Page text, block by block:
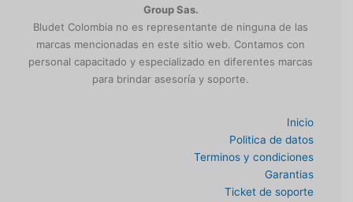
Group Sas.
Bludet Colombia no es representante de ninguna de las
marcas mencionadas en este sitio web. Contamos con
personal capacitado y especializado en diferentes marcas
para brindar asesoría y soporte.
Inicio
Politica de datos
Terminos y condiciones
Garantias
Ticket de soporte